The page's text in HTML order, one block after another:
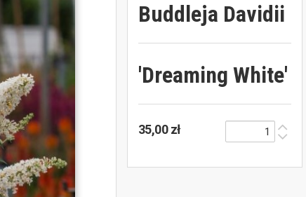
Buddleja Davidii
'Dreaming White'
35,00 zł